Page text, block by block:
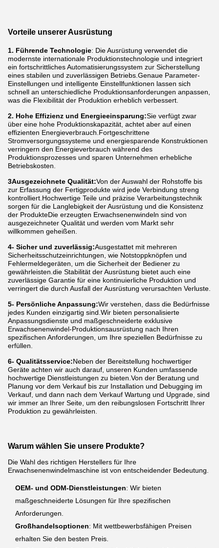
Vorteile unserer Ausrüstung
1. Führende Technologie: Die Ausrüstung verwendet die
modernste internationale Produktionstechnologie und integriert
ein fortschrittliches Automatisierungssystem zur Sicherstellung
eines stabilen und zuverlässigen Betriebs.Genaue Parameter-
Einstellungen und intelligente Einstellfunktionen lassen sich
schnell an unterschiedliche Produktionsanforderungen anpassen,
was die Flexibilität der Produktion erheblich verbessert.
2. Hohe Effizienz und Energieeinsparung:Sie verfügt zwar
über eine hohe Produktionskapazität, achtet aber auf einen
effizienten Energieverbrauch.Fortgeschrittene
Stromversorgungssysteme und energiesparende Konstruktionen
verringern den Energieverbrauch während des
Produktionsprozesses und sparen Unternehmen erhebliche
Betriebskosten.
3Ausgezeichnete Qualität:Von der Auswahl der Rohstoffe bis
zur Erfassung der Fertigprodukte wird jede Verbindung streng
kontrolliert.Hochwertige Teile und präzise Verarbeitungstechnik
sorgen für die Langlebigkeit der Ausrüstung und die Konsistenz
der ProdukteDie erzeugten Erwachsenenwindeln sind von
ausgezeichneter Qualität und werden vom Markt sehr
willkommen geheißen.
4- Sicher und zuverlässig:Ausgestattet mit mehreren
Sicherheitsschutzeinrichtungen, wie Notstoppknöpfen und
Fehlermeldegeräten, um die Sicherheit der Bediener zu
gewährleisten.die Stabilität der Ausrüstung bietet auch eine
zuverlässige Garantie für eine kontinuierliche Produktion und
verringert die durch Ausfall der Ausrüstung verursachten Verluste.
5- Persönliche Anpassung:Wir verstehen, dass die Bedürfnisse
jedes Kunden einzigartig sind.Wir bieten personalisierte
Anpassungsdienste und maßgeschneiderte exklusive
Erwachsenenwindel-Produktionsausrüstung nach Ihren
spezifischen Anforderungen, um Ihre speziellen Bedürfnisse zu
erfüllen.
6- Qualitätsservice:Neben der Bereitstellung hochwertiger
Geräte achten wir auch darauf, unseren Kunden umfassende
hochwertige Dienstleistungen zu bieten.Von der Beratung und
Planung vor dem Verkauf bis zur Installation und Debugging im
Verkauf, und dann nach dem Verkauf Wartung und Upgrade, sind
wir immer an Ihrer Seite, um den reibungslosen Fortschritt Ihrer
Produktion zu gewährleisten.
Warum wählen Sie unsere Produkte?
Die Wahl des richtigen Herstellers für Ihre
Erwachsenenwindelmaschine ist von entscheidender Bedeutung.
OEM- und ODM-Dienstleistungen: Wir bieten
maßgeschneiderte Lösungen für Ihre spezifischen
Anforderungen.
Großhandelsoptionen: Mit wettbewerbsfähigen Preisen
erhalten Sie den besten Preis.